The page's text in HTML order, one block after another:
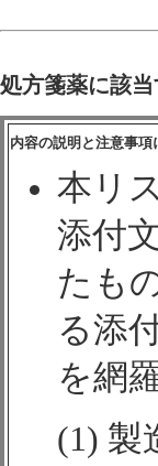
処方箋薬に該
内容の説明と注意事項
本リ
添付
たも
る添
を網
(1) 製